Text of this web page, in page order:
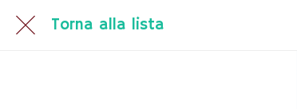
Torna alla lista